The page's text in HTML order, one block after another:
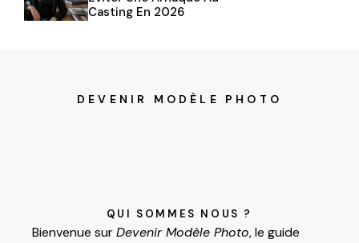
Casting En 2026
DEVENIR MODÈLE PHOTO
QUI SOMMES NOUS ?
Bienvenue surDevenir Modèle Photo, le guide